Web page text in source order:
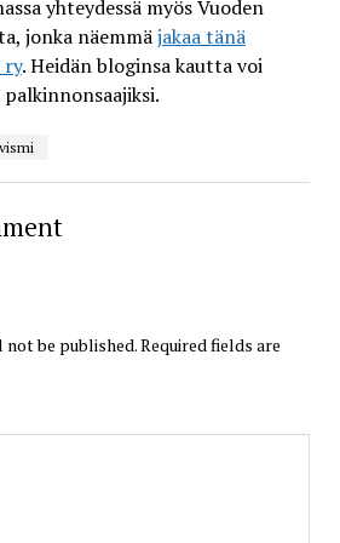
yhteydessä myös Vuoden
jonka näemmäjakaa tänä
. Heidän bloginsa kautta voi
not be published.Required fields are